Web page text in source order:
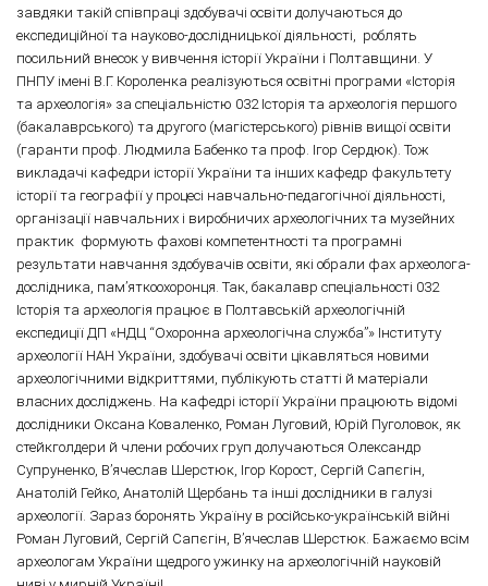
завдяки такій співпраці здобувачі освіти долучаються до
експедиційної та науково-дослідницької діяльності, роблять
посильний внесок у вивчення історії України і Полтавщини. У
ПНПУ імені В.Г. Короленка реалізуються освітні програми «Історія
та археологія» за спеціальністю 032 Історія та археологія першого
(бакалаврського) та другого (магістерського) рівнів вищої освіти
(гаранти проф. Людмила Бабенко та проф. Ігор Сердюк). Тож
викладачі кафедри історії України та інших кафедр факультету
історії та географії у процесі навчально-педагогічної діяльності,
організації навчальних і виробничих археологічних та музейних
практик формують фахові компетентності та програмні
результати навчання здобувачів освіти, які обрали фах археолога-
дослідника, пам’яткоохоронця. Так, бакалавр спеціальності 032
Історія та археологія працює в Полтавській археологічній
експедиції ДП «НДЦ “Охоронна археологічна служба”» Інституту
археології НАН України, здобувачі освіти цікавляться новими
археологічними відкриттями, публікують статті й матеріали
власних досліджень. На кафедрі історії України працюють відомі
дослідники Оксана Коваленко, Роман Луговий, Юрій Пуголовок, як
стейкголдери й члени робочих груп долучаються Олександр
Супруненко, В’ячеслав Шерстюк, Ігор Корост, Сергій Сапєгін,
Анатолій Гейко, Анатолій Щербань та інші дослідники в галузі
археології. Зараз боронять Україну в російсько-українській війні
Роман Луговий, Сергій Сапєгін, В’ячеслав Шерстюк. Бажаємо всім
археологам України щедрого ужинку на археологічній науковій